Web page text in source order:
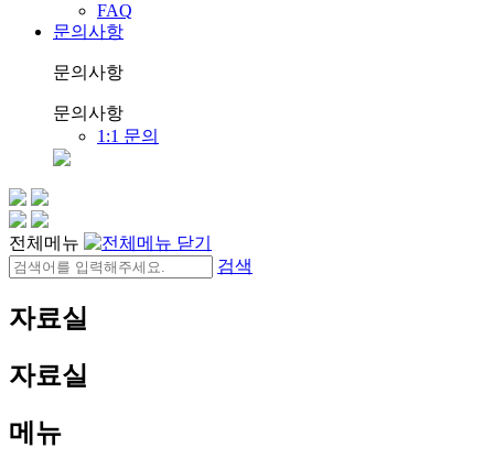
FAQ
문의사항
문의사항
문의사항
1:1 문의
전체메뉴
검색
자료실
자료실
메뉴